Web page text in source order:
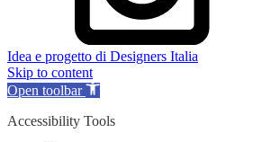
Idea e progetto di Designers Italia
Skip to content
Open toolbar
Accessibility Tools